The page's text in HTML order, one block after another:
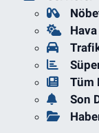
Tüm
Son